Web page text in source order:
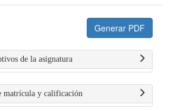
Generar PDF
de la asignatura
matrícula y calificación